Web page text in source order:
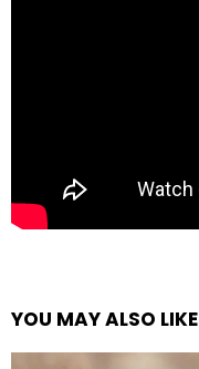
YOU MAY ALSO LIKE